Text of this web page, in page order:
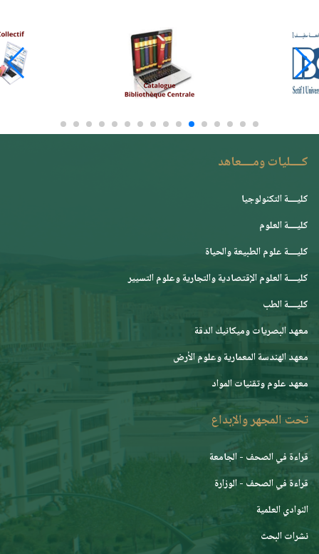
كــــليات ومــــعاهد
كليــــة التكنولوجيا
كليــــة العلوم
كليــــة علوم الطبيعة والحياة
كليــــة العلوم الإقتصادية والتجارية وعلوم التسيير
كليــــة الطب
معهد البصريات وميكانيك الدقة
معهد الهندسة المعمارية وعلوم الأرض
معهد علوم وتقنيات المواد
تحت المجهر والإبداع
قراءة في الصحف - الجامعة
قراءة في الصحف - الوزارة
النوادي العلمية
نشرات البحث